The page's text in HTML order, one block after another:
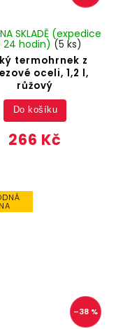
termohrnek z
oceli, 1,2 l,
růžový
SKLADĚ (expedice
24 hodin) (5 ks)
266 Kč
Do košíku
–38 %